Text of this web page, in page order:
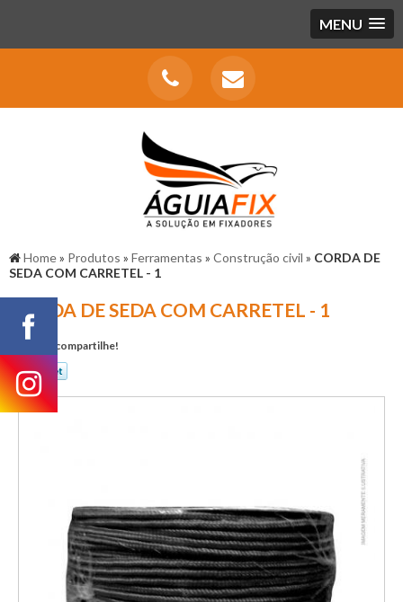
MENU
Home» Produtos » Ferramentas » Construção civil » CORDA DE
SEDA COM CARRETEL - 1
CORDA DE SEDA COM CARRETEL - 1
Gostou? compartilhe!